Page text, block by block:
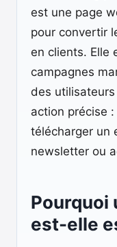
est une page
pour convertir
en clients. Elle
campagnes
des
action précise
télécharger un
newsletter ou
Pourquoi
est-elle